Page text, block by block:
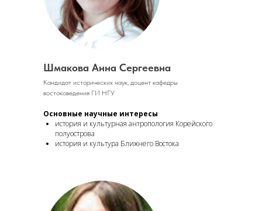
Шмакова Анна Сергеевна
Кандидат исторических наук, доцент кафедры
востоковедения ГИ НГУ
Основные научные интересы
история и культурная антропология Корейского
полуострова
история и культура Ближнего Востока